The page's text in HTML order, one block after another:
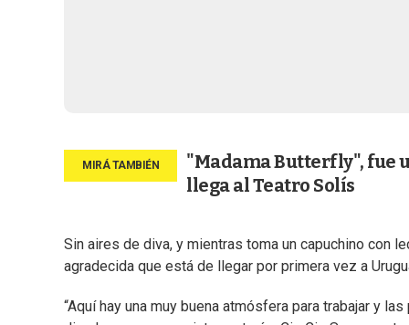
"Madama Butterfly", fue
llega al Teatro Solís
Sin aires de diva, y mientras toma un capuchino con
agradecida que está de llegar por primera vez a
“Aquí hay una muy buena atmósfera para trabajar y